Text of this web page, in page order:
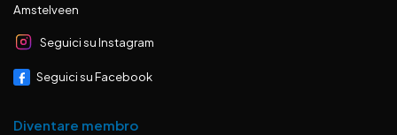
Amstelveen
Seguici su Instagram
Seguici su Facebook
Diventare membro